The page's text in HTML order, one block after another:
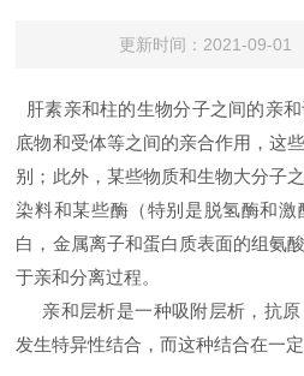
更新时间：2021-09-
肝素亲和柱的生物分子之间的亲
底物和受体等之间的亲合作用，这
别；此外，某些物质和生物大分子
染料和某些酶（特别是脱氢酶和
白，金属离子和蛋白质表面的组氨
于亲和分离过程。
亲和层析是一种吸附层析，抗原
发生特异性结合，而这种结合在一